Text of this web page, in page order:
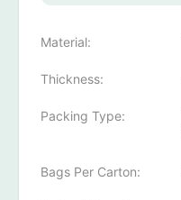
Material:
Thickness:
Packing Type:
Bags Per Carton: